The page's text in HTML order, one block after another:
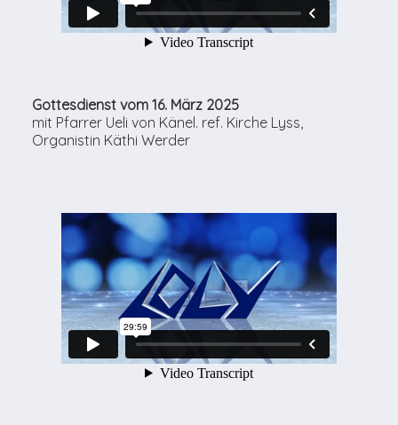
Gottesdienst vom 16. März 2025
mit Pfarrer Ueli von Känel. ref. Kirche Lyss,
Organistin Käthi Werder